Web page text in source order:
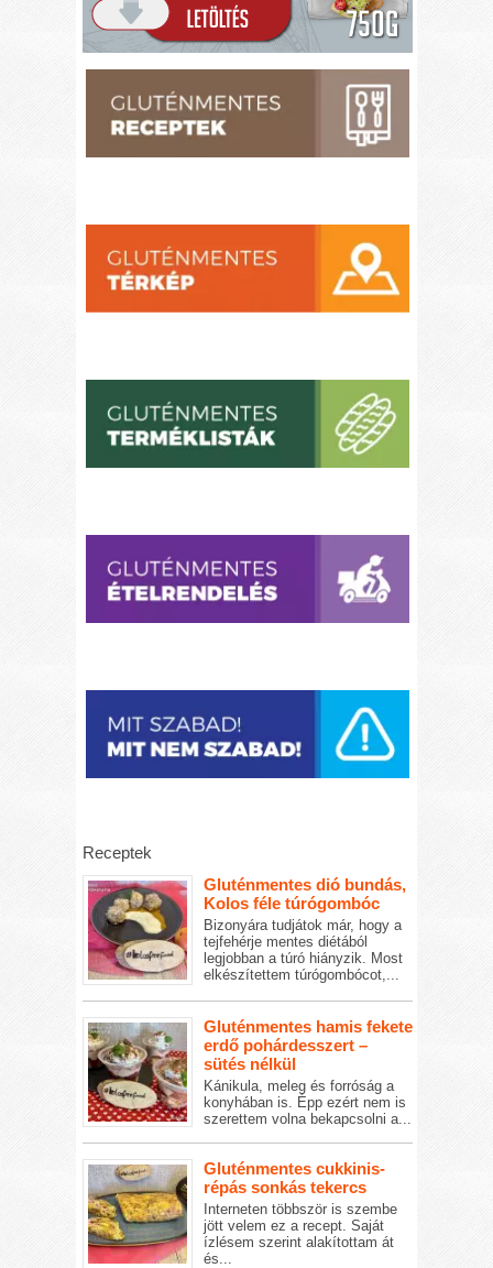
Receptek
Gluténmentes dió bundás,
Kolos féle túrógombóc
Bizonyára tudjátok már, hogy a
tejfehérje mentes diétából
legjobban a túró hiányzik. Most
elkészítettem túrógombócot,...
Gluténmentes hamis fekete
erdő pohárdesszert –
sütés nélkül
Kánikula, meleg és forróság a
konyhában is. Épp ezért nem is
szerettem volna bekapcsolni a...
Gluténmentes cukkinis-
répás sonkás tekercs
Interneten többször is szembe
jött velem ez a recept. Saját
ízlésem szerint alakítottam át
és...